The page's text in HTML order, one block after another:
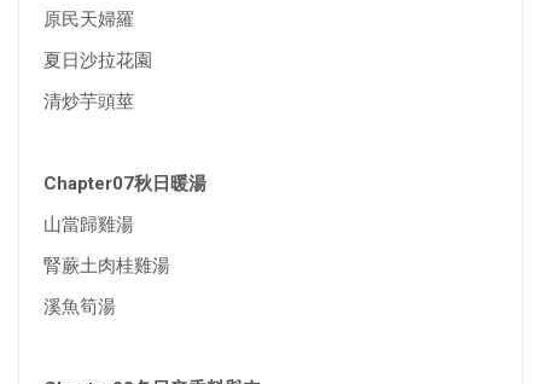
原民天婦羅
夏日沙拉花園
清炒芋頭莖
Chapter07秋日暖湯
山當歸雞湯
腎蕨土肉桂雞湯
溪魚筍湯